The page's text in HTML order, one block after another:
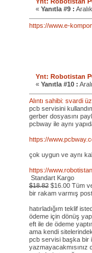
« Yanıtla #9 :
https://www.e-
Ynt: Robotistan
« Yanıtla #10 :
Alıntı sahibi: svardi
pcb servisini
gerber dosyasını
pcbway ile aynı
https://
çok uygun ve aynı
https://
Standart Kargo
$18.82 $16.00 Tüm
bir rakam varmış
hatırladığım teklif
ödeme için dönüş
eft ile de ödeme
ama kendi
pcb servisi başka bir
yazmayacakmısınız